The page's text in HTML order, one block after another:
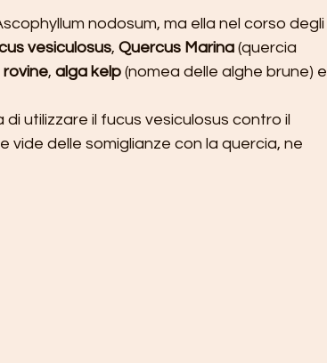
nodosum, ma ella nel corso degli
vesiculosus, Quercus Marina (quercia
, alga kelp (nomea delle alghe brune) e
utilizzare il fucus vesiculosus contro il
vide delle somiglianze con la quercia, ne